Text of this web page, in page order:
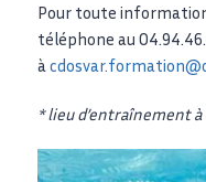
Pour toute
téléphone au
à
* lieu d’entraînement